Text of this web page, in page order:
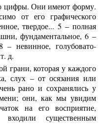
цифры. Они имеют форму.
от его графического
твердое... 5 – полная
фундаментальное, 6 –
– невинное, голубовато-
д.
грани, которая у каждого
слух – от осязания или
рано и сохранялись у
они, как мы увидим
на его восприятие,
существенным